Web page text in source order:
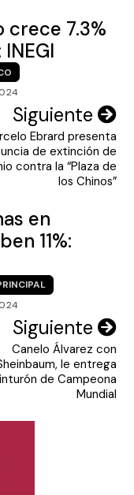
7.3%
Siguiente
Ebrard presenta
de extinción de
contra la “Plaza de
los Chinos”
en
11%:
Siguiente
Canelo Álvarez con
le entrega
de Campeona
Mundial